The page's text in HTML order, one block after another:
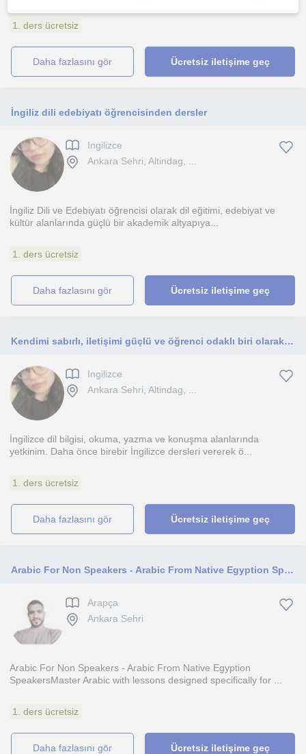
1. ders ücretsiz
daha fazlasını gör Ücretsiz iletişime geç
İngiliz dili edebiyatı öğrencisinden dersler
Ingilizce
Ankara Sehri, Altindag, ...
İngiliz Dili ve Edebiyatı öğrencisi olarak dil eğitimi, edebiyat ve
kültür alanlarında güçlü bir akademik altyapıya...
1. ders ücretsiz
daha fazlasını gör Ücretsiz iletişime geç
Kendimi sabırlı, iletişimi güçlü ve öğrenci odaklı biri olarak tanımlıyorum. Derslerim; ilkokul, ortaokul, lise yetişkinler için.
Ingilizce
Ankara Sehri, Altindag, ...
İngilizce dil bilgisi, okuma, yazma ve konuşma alanlarında
yetkinim. Daha önce birebir İngilizce dersleri vererek ö...
1. ders ücretsiz
daha fazlasını gör Ücretsiz iletişime geç
Arabic For Non Speakers - Arabic From Native Egyption Speakers
Arapça
Ankara Sehri
Arabic For Non Speakers - Arabic From Native Egyption
SpeakersMaster Arabic with lessons designed specifically for ...
1. ders ücretsiz
daha fazlasını gör Ücretsiz iletişime geç